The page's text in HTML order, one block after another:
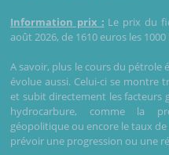
Information prix : Le prix du
août 2026, de 1610 euros les
A savoir, plus le cours du
évolue aussi. Celui-ci se montre
et subit directement les
hydrocarbure, comme la
géopolitique ou encore le taux
prévoir une progression ou une